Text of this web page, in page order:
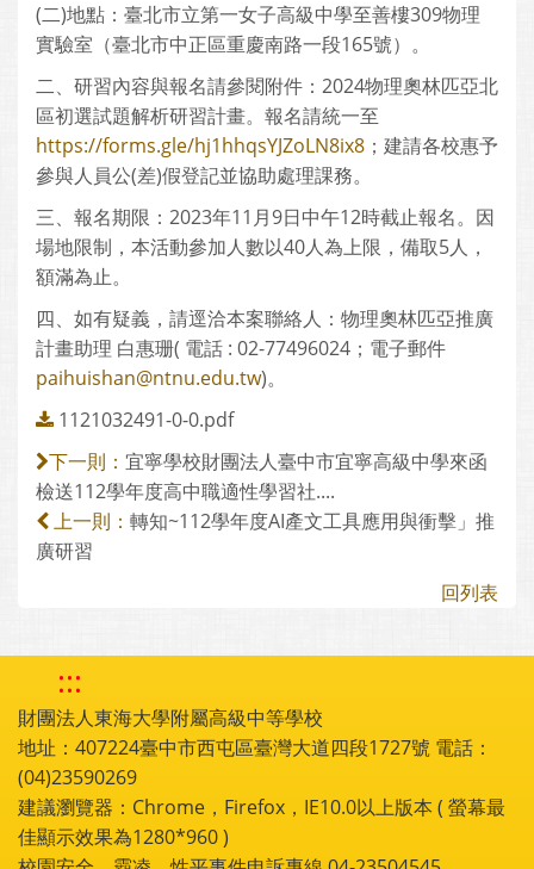
(二)地點：臺北市立第一女子高級中學至善樓309物理
實驗室（臺北市中正區重慶南路一段165號）。
二、研習內容與報名請參閱附件：2024物理奧林匹亞北
區初選試題解析研習計畫。報名請統一至
https://forms.gle/hj1hhqsYJZoLN8ix8 ；建請各校惠予
參與人員公(差)假登記並協助處理課務。
三、報名期限：2023年11月9日中午12時截止報名。因
場地限制，本活動參加人數以40人為上限，備取5人，
額滿為止。
四、如有疑義，請逕洽本案聯絡人：物理奧林匹亞推廣
計畫助理 白惠珊( 電話 : 02-77496024；電子郵件
paihuishan@ntnu.edu.tw)。
1121032491-0-0.pdf
下一則： 宜寧學校財團法人臺中市宜寧高級中學來函
檢送112學年度高中職適性學習社....
上一則： 轉知~112學年度AI產文工具應用與衝擊」推
廣研習
回列表
:::
財團法人東海大學附屬高級中等學校
地址：407224臺中市西屯區臺灣大道四段1727號 電話：
(04)23590269
建議瀏覽器：Chrome，Firefox，IE10.0以上版本 ( 螢幕最
佳顯示效果為1280*960 )